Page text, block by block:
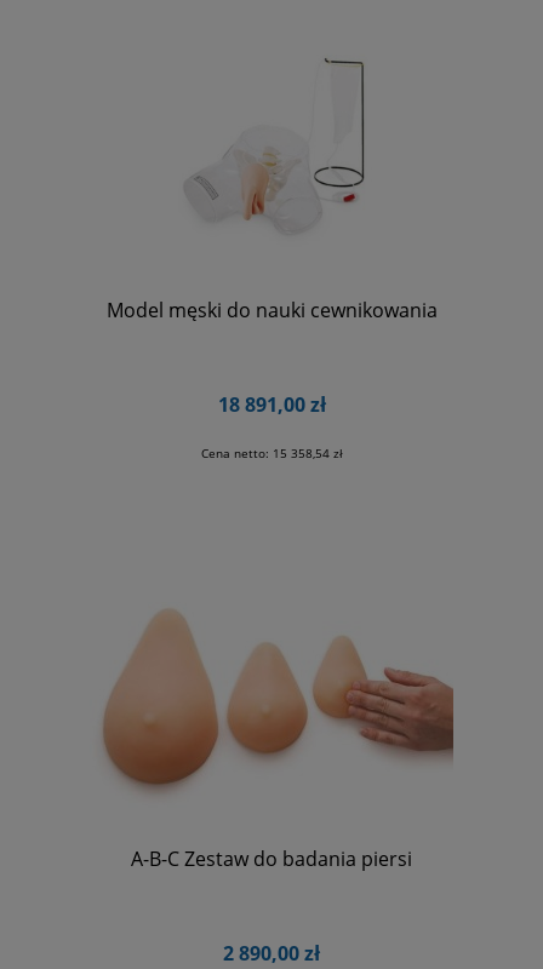
Model męski do nauki cewnikowania
18 891,00 zł
Cena netto: 15 358,54 zł
A-B-C Zestaw do badania piersi
2 890,00 zł